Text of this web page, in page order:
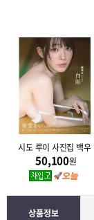
시도 루이 사진집 백우
50,100원
상품정보